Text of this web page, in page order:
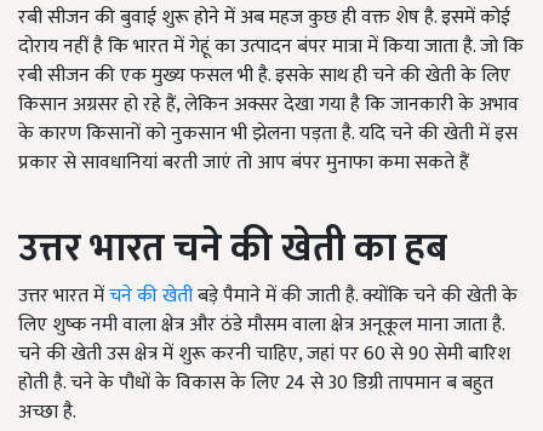
रबी सीजन की बुवाई शुरू होने में अब महज कुछ ही वक्त शेष है. इसमें कोई
दोराय नहीं है कि भारत में गेहूं का उत्पादन बंपर मात्रा में किया जाता है. जो कि
रबी सीजन की एक मुख्य फसल भी है. इसके साथ ही चने की खेती के लिए
किसान अग्रसर हो रहे हैं, लेकिन अक्सर देखा गया है कि जानकारी के अभाव
के कारण किसानों को नुकसान भी झेलना पड़ता है. यदि चने की खेती में इस
प्रकार से सावधानियां बरती जाएं तो आप बंपर मुनाफा कमा सकते हैं
उत्तर भारत चने की खेती का हब
उत्तर भारत मेंचने की खेतीबड़े पैमाने में की जाती है. क्योंकि चने की खेती के
लिए शुष्क नमी वाला क्षेत्र और ठंडे मौसम वाला क्षेत्र अनूकूल माना जाता है.
चने की खेती उस क्षेत्र में शुरू करनी चाहिए, जहां पर 60 से 90 सेमी बारिश
होती है. चने के पौधों के विकास के लिए 24 से 30 डिग्री तापमान बबहुत
अच्छा है.